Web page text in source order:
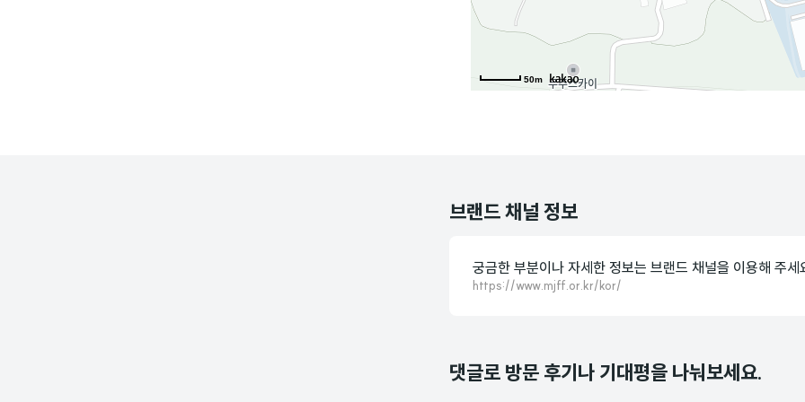
50m
브랜드 채널 정보
궁금한 부분이나 자세한 정보는 브랜드 채널을 이용해 주세
https://www.mjff.or.kr/kor/
댓글로 방문 후기나 기대평을 나눠보세요.